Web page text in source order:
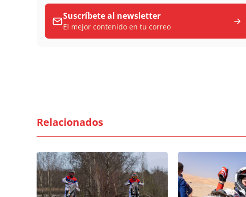
Suscríbete al newsletter
El mejor contenido en tu correo
Relacionados